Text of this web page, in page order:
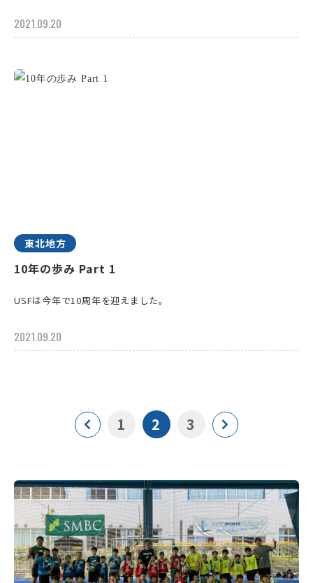
2021.09.20
東北地方
10年の歩み Part 1
USFは今年で10周年を迎えました。
2021.09.20
1 2 3